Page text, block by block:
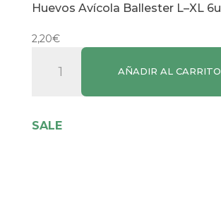
Huevos Avícola Ballester L–XL 6u
2,20€
Avícola
Ballester
XL
AÑADIR AL CARRITO
SALE